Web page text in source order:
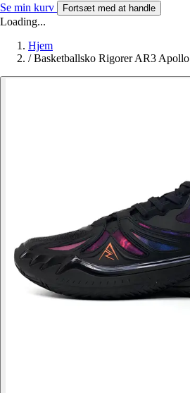
Se min kurv Fortsæt med at handle
Loading...
Hjem
/ Basketballsko Rigorer AR3 Apollo